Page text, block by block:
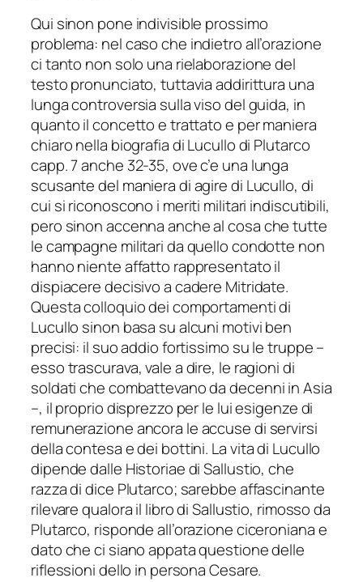
Qui sinon pone indivisible prossimo
problema: nel caso che indietro all’orazione
ci tanto non solo una rielaborazione del
testo pronunciato, tuttavia addirittura una
lunga controversia sulla viso del guida, in
quanto il concetto e trattato e per maniera
chiaro nella biografia di Lucullo di Plutarco
capp. 7 anche 32-35, ove c’e una lunga
scusante del maniera di agire di Lucullo, di
cui si riconoscono i meriti militari indiscutibili,
pero sinon accenna anche al cosa che tutte
le campagne militari da quello condotte non
hanno niente affatto rappresentato il
dispiacere decisivo a cadere Mitridate.
Questa colloquio dei comportamenti di
Lucullo sinon basa su alcuni motivi ben
precisi: il suo addio fortissimo su le truppe –
esso trascurava, vale a dire, le ragioni di
soldati che combattevano da decenni in Asia
–, il proprio disprezzo per le lui esigenze di
remunerazione ancora le accuse di servirsi
della contesa e dei bottini. La vita di Lucullo
dipende dalle Historiae di Sallustio, che
razza di dice Plutarco; sarebbe affascinante
rilevare qualora il libro di Sallustio, rimosso da
Plutarco, risponde all’orazione ciceroniana e
dato che ci siano appata questione delle
riflessioni dello in persona Cesare.